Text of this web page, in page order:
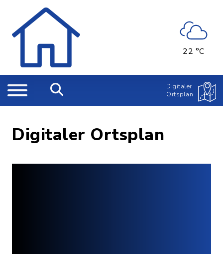
22 °C
Digitaler
Ortsplan
Digitaler Ortsplan